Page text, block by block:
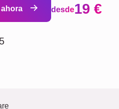
desde19 €